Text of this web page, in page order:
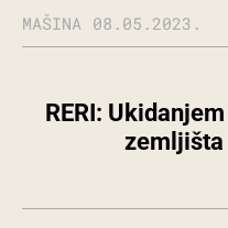
MAŠINA 08.05.2023.
RERI:
zemljišta